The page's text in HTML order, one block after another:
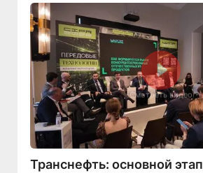
Смотреть видео
Транснефть: основной этап